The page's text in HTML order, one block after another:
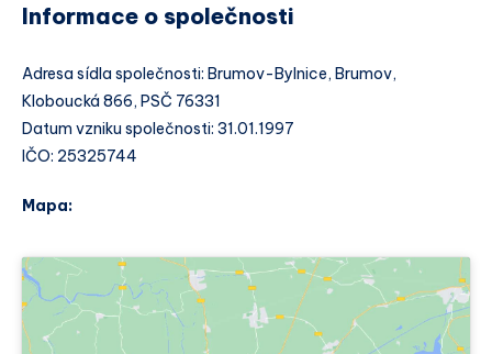
Informace o společnosti
Adresa sídla společnosti: Brumov-Bylnice, Brumov,
Kloboucká 866, PSČ 76331
Datum vzniku společnosti: 31.01.1997
IČO: 25325744
Mapa: